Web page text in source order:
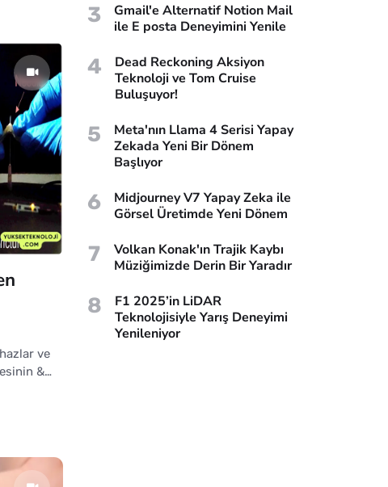
ve
&…
3
Gmail'e Alternatif Notion Mail
ile E posta Deneyimini Yenile
4
Dead Reckoning Aksiyon
Teknoloji ve Tom Cruise
Buluşuyor!
5
Meta'nın Llama 4 Serisi Yapay
Zekada Yeni Bir Dönem
Başlıyor
6
Midjourney V7 Yapay Zeka ile
Görsel Üretimde Yeni Dönem
7
Volkan Konak'ın Trajik Kaybı
Müziğimizde Derin Bir Yaradır
8
F1 2025’in LiDAR
Teknolojisiyle Yarış Deneyimi
Yenileniyor